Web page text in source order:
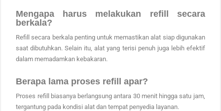
Mengapa harus melakukan refill secara
berkala?
Refill secara berkala penting untuk memastikan alat siap digunakan
saat dibutuhkan. Selain itu, alat yang terisi penuh juga lebih efektif
dalam memadamkan kebakaran.
Berapa lama proses refill apar?
Proses refill biasanya berlangsung antara 30 menit hingga satu jam,
tergantung pada kondisi alat dan tempat penyedia layanan.